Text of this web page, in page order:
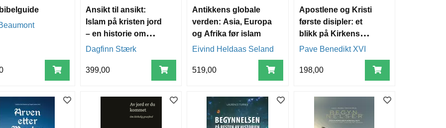
Ansikt til ansikt:
Islam på kristen jord
– en historie om
erobring og dialog
Dagfinn Stærk
399,00
Antikkens globale
verden: Asia, Europa
og Afrika før islam
Eivind Heldaas Seland
519,00
Apostlene og Kristi
første disipler: et
blikk på Kirkens
første tid
Pave Benedikt XVI
198,00